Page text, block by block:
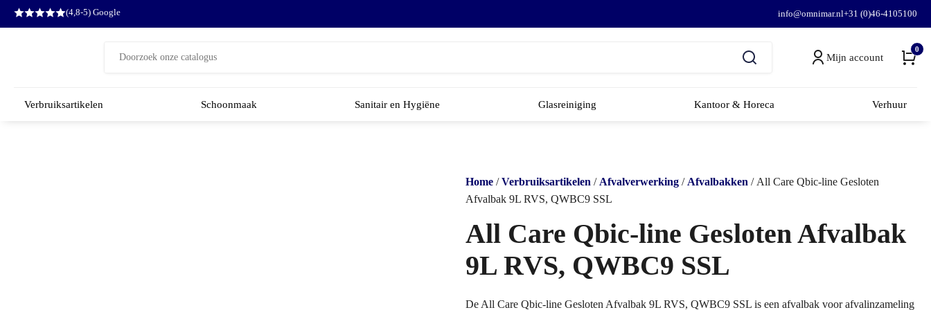
(4,8-5) Google info@omnimar.nl+31 (0)46-4105100
Zoeken
Mijn account
0
Verbruiksartikelen Schoonmaak Sanitair en Hygiëne Glasreiniging Kantoor & Horeca Verhuur
Home /Verbruiksartikelen / Afvalverwerking / Afvalbakken / All Care Qbic-line Gesloten
Afvalbak 9L RVS, QWBC9 SSL
All Care Qbic-line Gesloten Afvalbak
9L RVS, QWBC9 SSL
De All Care Qbic-line Gesloten Afvalbak 9L RVS, QWBC9 SSL is een afvalbak voor afvalinzameling